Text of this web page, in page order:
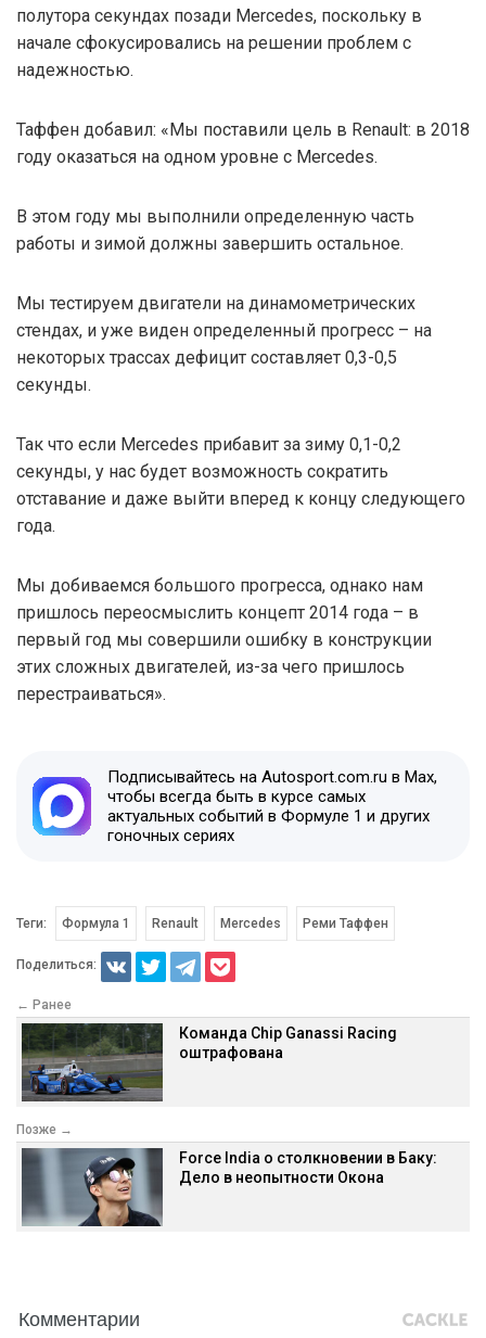
полутора секундах позади Mercedes, поскольку в
начале сфокусировались на решении проблем с
надежностью.
Таффен добавил: «Мы поставили цель в Renault: в 2018
году оказаться на одном уровне с Mercedes.
В этом году мы выполнили определенную часть
работы и зимой должны завершить остальное.
Мы тестируем двигатели на динамометрических
стендах, и уже виден определенный прогресс – на
некоторых трассах дефицит составляет 0,3-0,5
секунды.
Так что если Mercedes прибавит за зиму 0,1-0,2
секунды, у нас будет возможность сократить
отставание и даже выйти вперед к концу следующего
года.
Мы добиваемся большого прогресса, однако нам
пришлось переосмыслить концепт 2014 года – в
первый год мы совершили ошибку в конструкции
этих сложных двигателей, из-за чего пришлось
перестраиваться».
Подписывайтесь на Autosport.com.ru в Max,
чтобы всегда быть в курсе самых
актуальных событий в Формуле 1 и других
гоночных сериях
Теги: Формула 1 Renault Mercedes Реми Таффен
Поделиться:
← Ранее
Команда Chip Ganassi Racing
оштрафована
Позже →
Force India о столкновении в Баку:
Дело в неопытности Окона
Комментарии